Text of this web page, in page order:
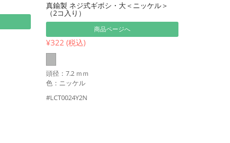
真鍮製 ネジ式ギボシ・大＜ニッケル＞
（2コ入り）
商品ページへ
¥322 (税込)
頭径：7.2 ｍｍ
色：ニッケル
#LCT0024Y2N